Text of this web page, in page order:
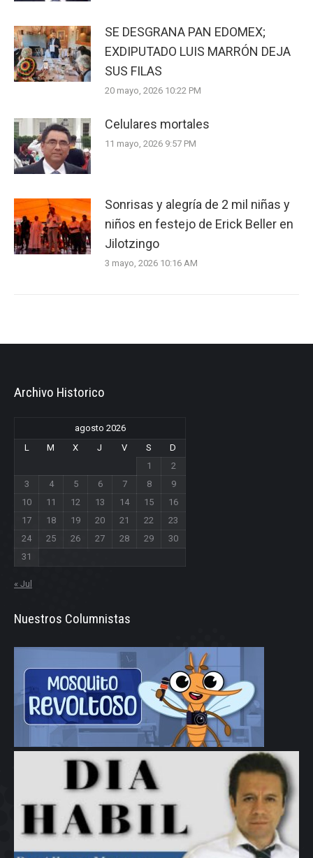
SE DESGRANA PAN EDOMEX;
EXDIPUTADO LUIS MARRÓN DEJA
SUS FILAS
20 mayo, 2026 10:22 PM
Celulares mortales
11 mayo, 2026 9:57 PM
Sonrisas y alegría de 2 mil niñas y
niños en festejo de Erick Beller en
Jilotzingo
3 mayo, 2026 10:16 AM
Archivo Historico
agosto 2026
L
M X J V S
D
1
2
3
4 5 6 7 8
9
10
11 12 13 14 15
16
17
18 19 20 21 22
23
24
25 26 27 28 29
30
31
« Jul
Nuestros Columnistas